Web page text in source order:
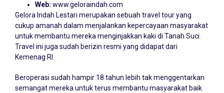
Web: www.geloraindah.com
Gelora Indah Lestari merupakan sebuah travel tour yang
cukup amanah dalam menjalankan kepercayaan masyarakat
untuk membantu mereka menginjakkan kaki di Tanah Suci.
Travel ini juga sudah berizin resmi yang didapat dari
Kemenag RI.
Beroperasi sudah hampir 18 tahun lebih tak menggentarkan
semangat mereka untuk terus membantu masyarakat baik